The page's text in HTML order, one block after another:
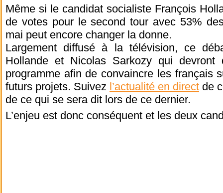
Même si le candidat socialiste François
de votes pour le second tour avec 53%
mai peut encore changer la donne.
Largement diffusé à la télévision, ce
Hollande et Nicolas Sarkozy qui devront
programme afin de convaincre les français
futurs projets. Suivez l’actualité en direct de
de ce qui se sera dit lors de ce dernier.
L’enjeu est donc conséquent et les deux